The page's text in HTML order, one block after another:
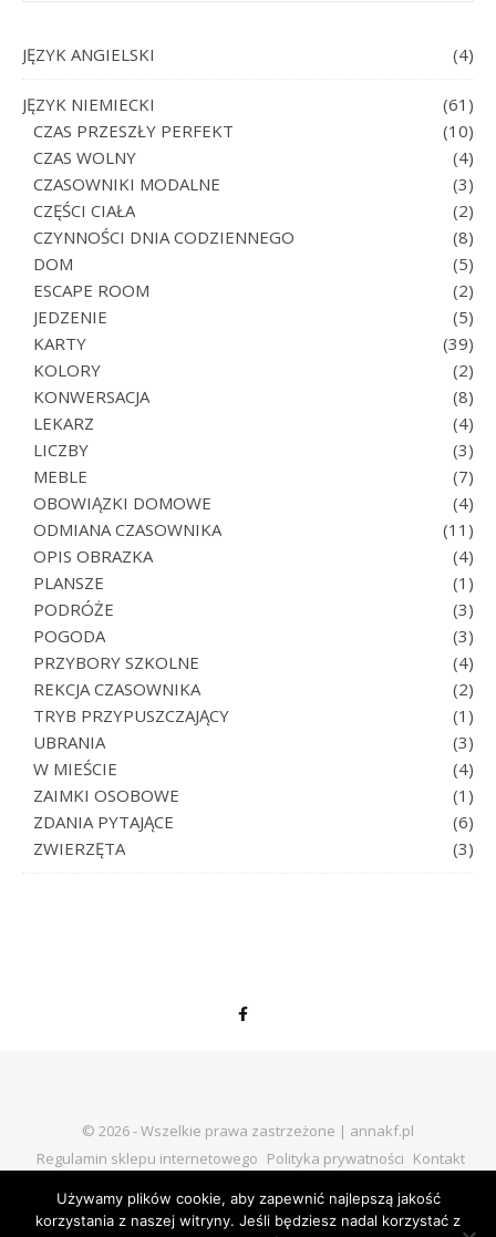
JĘZYK ANGIELSKI (4)
JĘZYK NIEMIECKI
(61)
CZAS PRZESZŁY PERFEKT
(10)
CZAS WOLNY
(4)
CZASOWNIKI MODALNE
(3)
CZĘŚCI CIAŁA
(2)
CZYNNOŚCI DNIA CODZIENNEGO
(8)
DOM
(5)
ESCAPE ROOM
(2)
JEDZENIE
(5)
KARTY
(39)
KOLORY
(2)
KONWERSACJA
(8)
LEKARZ
(4)
LICZBY
(3)
MEBLE
(7)
OBOWIĄZKI DOMOWE
(4)
ODMIANA CZASOWNIKA
(11)
OPIS OBRAZKA
(4)
PLANSZE
(1)
PODRÓŻE
(3)
POGODA
(3)
PRZYBORY SZKOLNE
(4)
REKCJA CZASOWNIKA
(2)
TRYB PRZYPUSZCZAJĄCY
(1)
UBRANIA
(3)
W MIEŚCIE
(4)
ZAIMKI OSOBOWE
(1)
ZDANIA PYTAJĄCE
(6)
ZWIERZĘTA
(3)
© 2026 - Wszelkie prawa zastrzeżone | annakf.pl
Regulamin sklepu internetowego Polityka prywatności Kontakt
Używamy plików cookie, aby zapewnić najlepszą jakość
korzystania z naszej witryny. Jeśli będziesz nadal korzystać z